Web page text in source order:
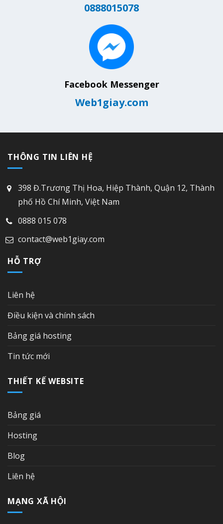
0888015078
Facebook Messenger
Web1giay.com
THÔNG TIN LIÊN HỆ
398 Đ.Trương Thị Hoa, Hiệp Thành, Quận 12, Thành
phố Hồ Chí Minh, Việt Nam
0888 015 078
contact@web1giay.com
HỖ TRỢ
Liên hệ
Điều kiện và chính sách
Bảng giá hosting
Tin tức mới
THIẾT KẾ WEBSITE
Bảng giá
Hosting
Blog
Liên hệ
MẠNG XÃ HỘI